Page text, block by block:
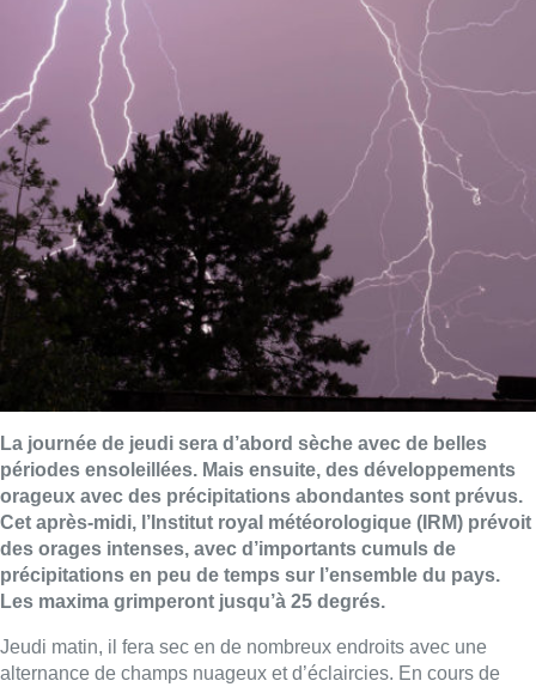
La journée de jeudi sera d’abord sèche avec de belles
périodes ensoleillées. Mais ensuite, des développements
orageux avec des précipitations abondantes sont prévus.
Cet après-midi, l’Institut royal météorologique (IRM) prévoit
des orages intenses, avec d’importants cumuls de
précipitations en peu de temps sur l’ensemble du pays.
Les maxima grimperont jusqu’à 25 degrés.
Jeudi matin, il fera sec en de nombreux endroits avec une
alternance de champs nuageux et d’éclaircies. En cours de